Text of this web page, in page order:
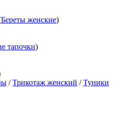
Береты женские)
тапочки)
/Трикотаж женский /Туники